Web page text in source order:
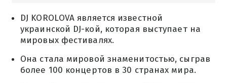
DJ KOROLOVA является известной
украинской DJ-кой, которая выступает на
мировых фестивалях.
Она стала мировой знаменитостью, сыграв
более 100 концертов в 30 странах мира.